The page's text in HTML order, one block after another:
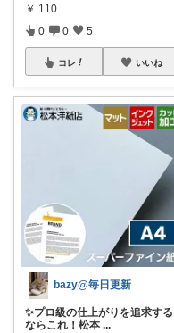
￥ 110
0 0 5
コレ いいね
bazy@毎日更新
✨プロ級の仕上がりを追求する
ならこれ！松本 ...